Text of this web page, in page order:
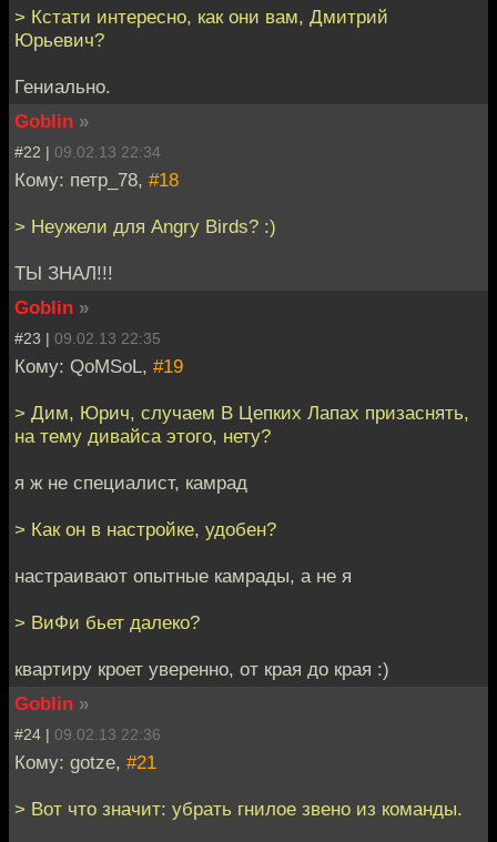
> Кстати интересно, как они вам, Дмитрий
Юрьевич?
Гениально.
Goblin »
#22 | 09.02.13 22:34
Кому: петр_78, #18
> Неужели для Angry Birds? :)
ТЫ ЗНАЛ!!!
Goblin »
#23 | 09.02.13 22:35
Кому: QoMSoL, #19
> Дим, Юрич, случаем В Цепких Лапах призаснять,
на тему дивайса этого, нету?
я ж не специалист, камрад
> Как он в настройке, удобен?
настраивают опытные камрады, а не я
> ВиФи бьет далеко?
квартиру кроет уверенно, от края до края :)
Goblin »
#24 | 09.02.13 22:36
Кому: gotze, #21
> Вот что значит: убрать гнилое звено из команды.